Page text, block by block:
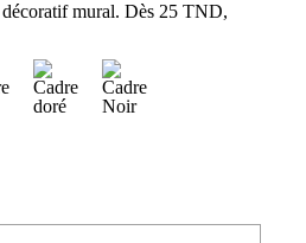
mural. Dès 25 TND,